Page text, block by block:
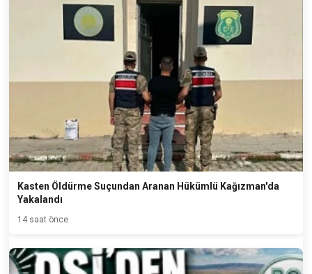
Kasten Öldürme Suçundan Aranan Hükümlü Kağızman'da
Yakalandı
14 saat önce